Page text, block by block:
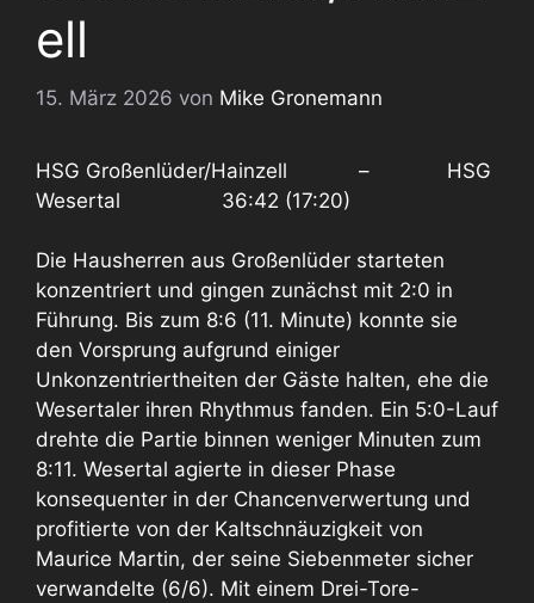
ell
15. März 2026 von Mike Gronemann
HSG Großenlüder/Hainzell – HSG
Wesertal 36:42 (17:20)
Die Hausherren aus Großenlüder starteten
konzentriert und gingen zunächst mit 2:0 in
Führung. Bis zum 8:6 (11. Minute) konnte sie
den Vorsprung aufgrund einiger
Unkonzentriertheiten der Gäste halten, ehe die
Wesertaler ihren Rhythmus fanden. Ein 5:0-Lauf
drehte die Partie binnen weniger Minuten zum
8:11. Wesertal agierte in dieser Phase
konsequenter in der Chancenverwertung und
profitierte von der Kaltschnäuzigkeit von
Maurice Martin, der seine Siebenmeter sicher
verwandelte (6/6). Mit einem Drei-Tore-